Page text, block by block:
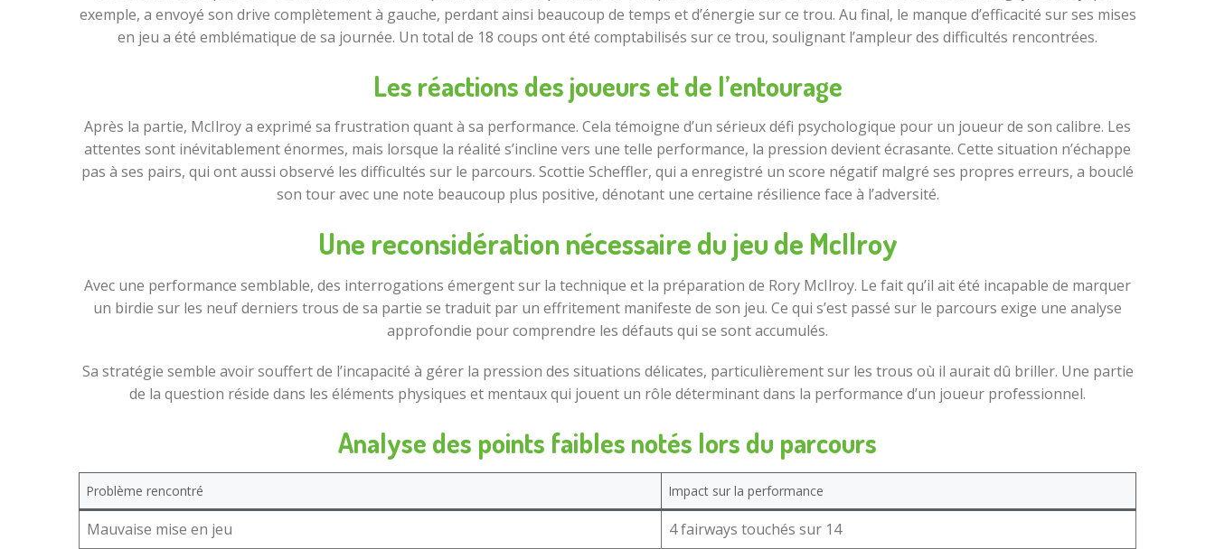
exemple, a envoyé son drive complètement à gauche, perdant ainsi beaucoup de temps et d’énergie sur ce trou. Au final, le manque d’efficacité sur ses mises
en jeu a été emblématique de sa journée. Un total de 18 coups ont été comptabilisés sur ce trou, soulignant l’ampleur des difficultés rencontrées.
Les réactions des joueurs et de l’entourage
Après la partie, McIlroy a exprimé sa frustration quant à sa performance. Cela témoigne d’un sérieux défi psychologique pour un joueur de son calibre. Les
attentes sont inévitablement énormes, mais lorsque la réalité s’incline vers une telle performance, la pression devient écrasante. Cette situation n’échappe
pas à ses pairs, qui ont aussi observé les difficultés sur le parcours. Scottie Scheffler, qui a enregistré un score négatif malgré ses propres erreurs, a bouclé
son tour avec une note beaucoup plus positive, dénotant une certaine résilience face à l’adversité.
Une reconsidération nécessaire du jeu de McIlroy
Avec une performance semblable, des interrogations émergent sur la technique et la préparation de Rory McIlroy. Le fait qu’il ait été incapable de marquer
un birdie sur les neuf derniers trous de sa partie se traduit par un effritement manifeste de son jeu. Ce qui s’est passé sur le parcours exige une analyse
approfondie pour comprendre les défauts qui se sont accumulés.
Sa stratégie semble avoir souffert de l’incapacité à gérer la pression des situations délicates, particulièrement sur les trous où il aurait dû briller. Une partie
de la question réside dans les éléments physiques et mentaux qui jouent un rôle déterminant dans la performance d’un joueur professionnel.
Analyse des points faibles notés lors du parcours
Problème rencontré Impact sur la performance
Mauvaise mise en jeu
4 fairways touchés sur 14